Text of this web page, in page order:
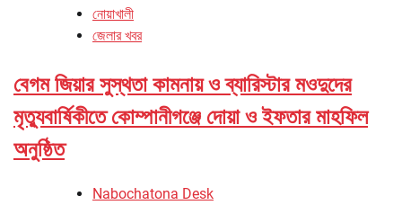
নোয়াখালী
জেলার খবর
বেগম জিয়ার সুস্থতা কামনায় ও ব্যারিস্টার মওদুদের
মৃত্যুবার্ষিকীতে কোম্পানীগঞ্জে দোয়া ও ইফতার মাহফিল
অনুষ্ঠিত
Nabochatona Desk